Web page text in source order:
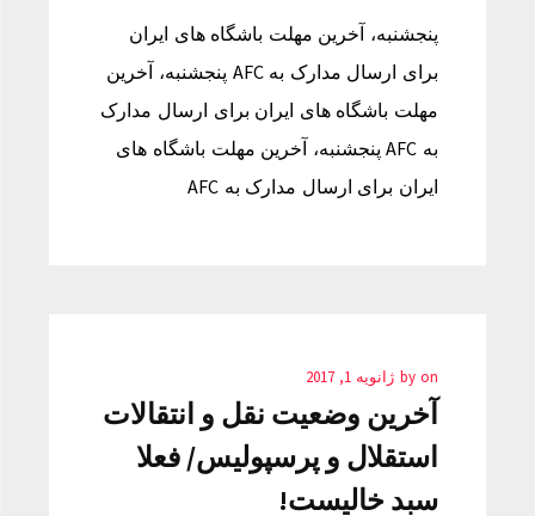
پنجشنبه، آخرین مهلت باشگاه های ایران
برای ارسال مدارک به AFC پنجشنبه، آخرین
مهلت باشگاه های ایران برای ارسال مدارک
به AFC پنجشنبه، آخرین مهلت باشگاه های
ایران برای ارسال مدارک به AFC
by on ژانویه 1, 2017
آخرین وضعیت نقل و انتقالات
استقلال و پرسپولیس/ فعلا
سبد خالیست!